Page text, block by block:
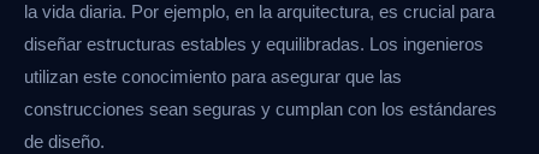
la vida diaria. Por ejemplo, en la arquitectura, es crucial para
diseñar estructuras estables y equilibradas. Los ingenieros
utilizan este conocimiento para asegurar que las
construcciones sean seguras y cumplan con los estándares
de diseño.